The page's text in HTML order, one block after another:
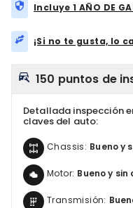
Incluye 1 AÑO DE
¡Si no te gusta, lo
150 puntos de
Detallada inspección
claves del auto:
Chassis: Bueno y
Motor: Bueno y
Transmisión: